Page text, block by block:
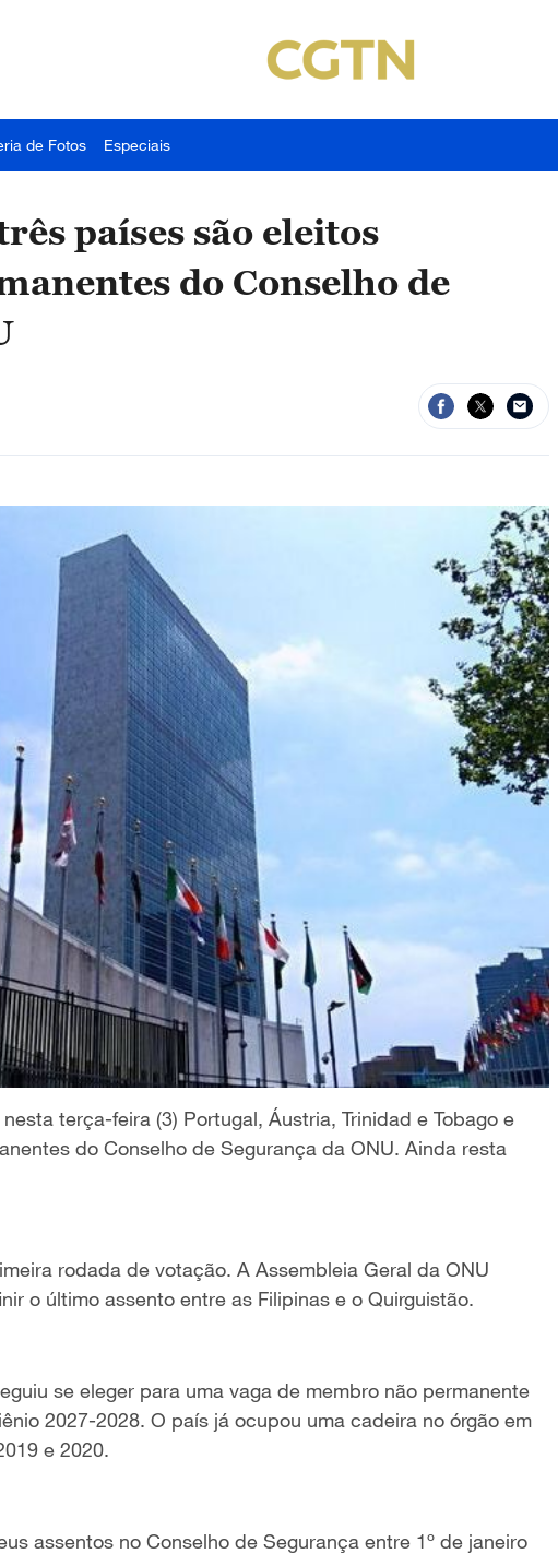
de Fotos Especiais
países são eleitos
do Conselho de
nesta terça-feira (3) Portugal, Áustria, Trinidad e Tobago e
do Conselho de Segurança da ONU. Ainda resta
rodada de votação. A Assembleia Geral da ONU
o último assento entre as Filipinas e o Quirguistão.
se eleger para uma vaga de membro não permanente
2027-2028. O país já ocupou uma cadeira no órgão em
e 2020.
assentos no Conselho de Segurança entre 1º de janeiro